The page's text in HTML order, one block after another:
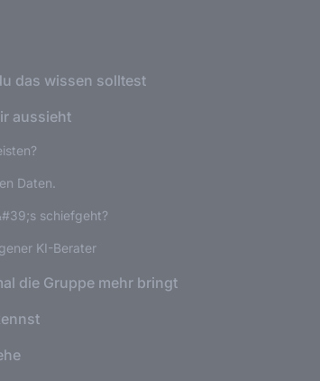
das wissen solltest
aussieht
Daten.
schiefgeht?
KI-Berater
die Gruppe mehr bringt